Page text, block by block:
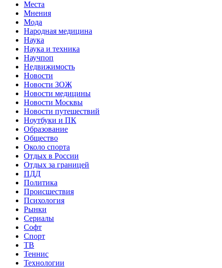
Места
Мнения
Мода
Народная медицина
Наука
Наука и техника
Научпоп
Недвижимость
Новости
Новости ЗОЖ
Новости медицины
Новости Москвы
Новости путешествий
Ноутбуки и ПК
Образование
Общество
Около спорта
Отдых в России
Отдых за границей
ПДД
Политика
Происшествия
Психология
Рынки
Сериалы
Софт
Спорт
ТВ
Теннис
Технологии